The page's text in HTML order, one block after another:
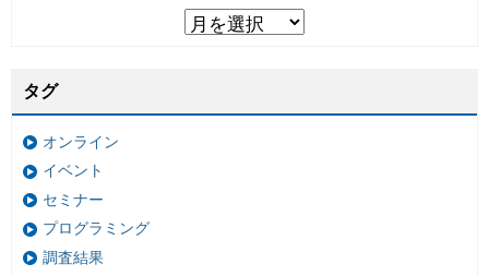
タグ
オンライン
イベント
セミナー
プログラミング
調査結果